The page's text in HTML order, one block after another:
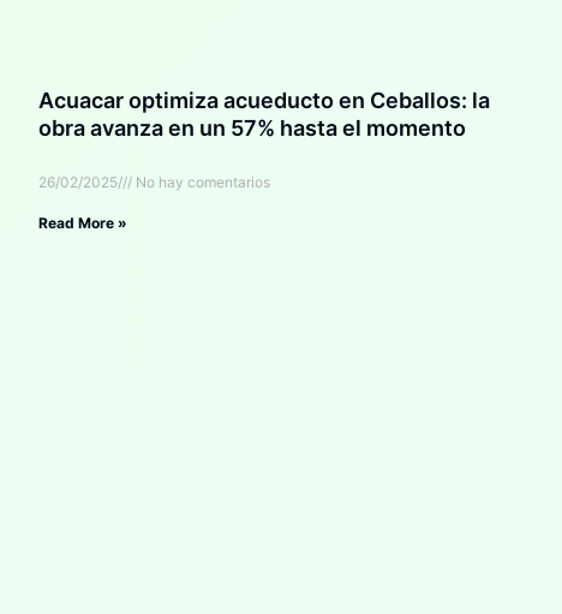
Acuacar optimiza acueducto en Ceballos: la
obra avanza en un 57% hasta el momento
26/02/2025 No hay comentarios
Read More »